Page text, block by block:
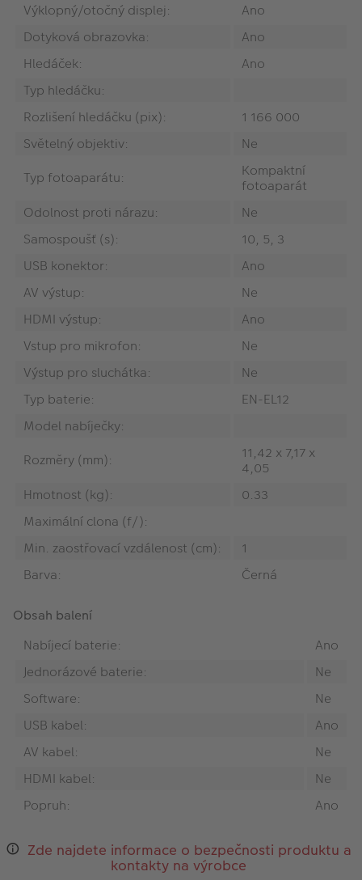
Výklopný/otočný displej:
Ano
Dotyková obrazovka:
Ano
Hledáček:
Ano
Typ hledáčku:
Rozlišení hledáčku (pix):
1 166 000
Světelný objektiv:
Ne
Typ fotoaparátu:
Kompaktní
fotoaparát
Odolnost proti nárazu:
Ne
Samospoušť (s):
10, 5, 3
USB konektor:
Ano
AV výstup:
Ne
HDMI výstup:
Ano
Vstup pro mikrofon:
Ne
Výstup pro sluchátka:
Ne
Typ baterie:
EN-EL12
Model nabíječky:
Rozměry (mm):
11,42 x 7,17 x
4,05
Hmotnost (kg):
0.33
Maximální clona (f/):
Min. zaostřovací vzdálenost (cm):
1
Barva:
Černá
Obsah balení
Nabíjecí baterie:
Ano
Jednorázové baterie:
Ne
Software:
Ne
USB kabel:
Ano
AV kabel:
Ne
HDMI kabel:
Ne
Popruh:
Ano
Zde najdete informace o bezpečnosti produktu a
kontakty na výrobce